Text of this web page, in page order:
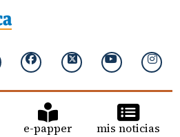
e-papper mis noticias